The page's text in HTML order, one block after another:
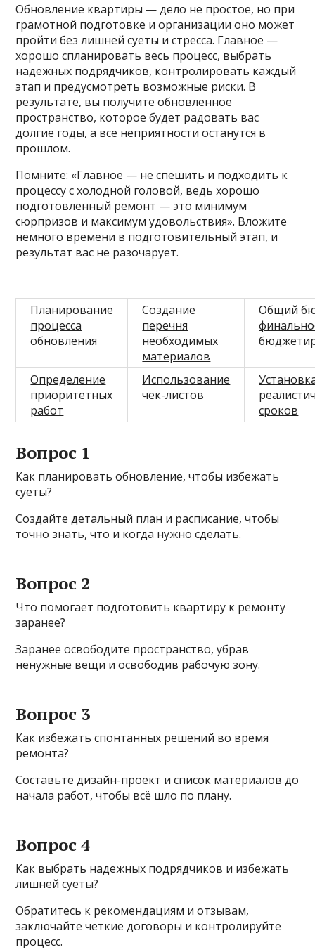
Обновление квартиры — дело не простое, но при
грамотной подготовке и организации оно может
пройти без лишней суеты и стресса. Главное —
хорошо спланировать весь процесс, выбрать
надежных подрядчиков, контролировать каждый
этап и предусмотреть возможные риски. В
результате, вы получите обновленное
пространство, которое будет радовать вас
долгие годы, а все неприятности останутся в
прошлом.
Помните: «Главное — не спешить и подходить к
процессу с холодной головой, ведь хорошо
подготовленный ремонт — это минимум
сюрпризов и максимум удовольствия». Вложите
немного времени в подготовительный этап, и
результат вас не разочарует.
Планирование
процесса
обновления
Создание
перечня
необходимых
материалов
Общий
Определение
приоритетных
работ
Использование
чек-листов
сроков
Вопрос 1
Как планировать обновление, чтобы избежать
суеты?
Создайте детальный план и расписание, чтобы
точно знать, что и когда нужно сделать.
Вопрос 2
Что помогает подготовить квартиру к ремонту
заранее?
Заранее освободите пространство, убрав
ненужные вещи и освободив рабочую зону.
Вопрос 3
Как избежать спонтанных решений во время
ремонта?
Составьте дизайн-проект и список материалов до
начала работ, чтобы всё шло по плану.
Вопрос 4
Как выбрать надежных подрядчиков и избежать
лишней суеты?
Обратитесь к рекомендациям и отзывам,
заключайте четкие договоры и контролируйте
процесс.